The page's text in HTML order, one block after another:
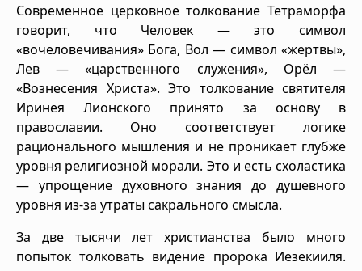
Современное церковное толкование Тетраморфа
говорит, что Человек — это символ
«вочеловечивания» Бога, Вол — символ «жертвы»,
Лев — «царственного служения», Орёл —
«Вознесения Христа». Это толкование святителя
Иринея Лионского принято за основу в
православии. Оно соответствует логике
рационального мышления и не проникает глубже
уровня религиозной морали. Это и есть схоластика
— упрощение духовного знания до душевного
уровня из-за утраты сакрального смысла.
За две тысячи лет христианства было много
попыток толковать видение пророка Иезекииля.